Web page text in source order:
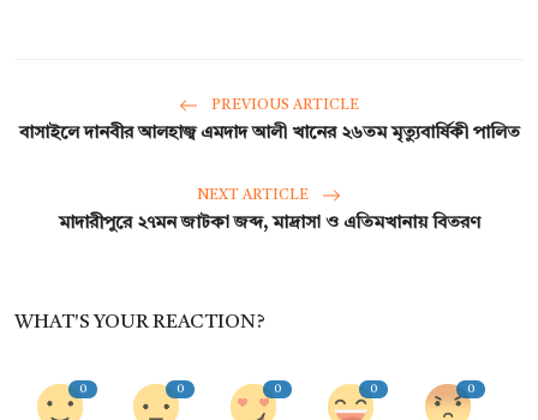
PREVIOUS ARTICLE
বাসাইলে দানবীর আলহাজ্ব এমদাদ আলী খানের ২৬তম মৃত্যুবার্ষিকী পালিত
NEXT ARTICLE
মাদারীপুরে ২৭মন জাটকা জব্দ, মাদ্রাসা ও এতিমখানায় বিতরণ
WHAT'S YOUR REACTION?
0 0 0 0 0